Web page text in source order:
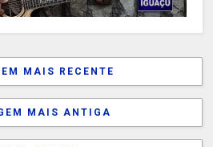
MAIS RECENTE
MAIS ANTIGA